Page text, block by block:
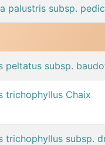
palustris subsp.
peltatus subsp.
trichophyllus Chaix
trichophyllus subsp.